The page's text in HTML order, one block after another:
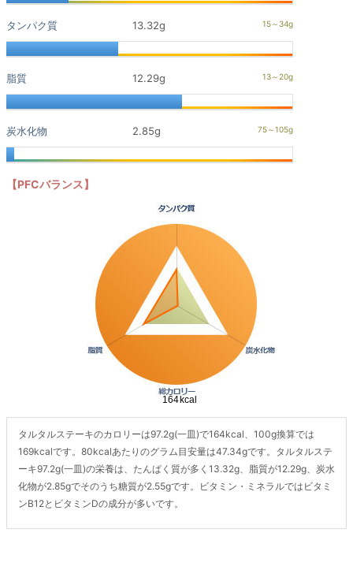
タンパク質 13.32g
脂質 12.29g
炭水化物 2.85g
【PFCバランス】
タルタルステーキのカロリーは97.2g(一皿)で164kcal、100g換算では
169kcalです。80kcalあたりのグラム目安量は47.34gです。タルタルステ
ーキ97.2g(一皿)の栄養は、たんぱく質が多く13.32g、脂質が12.29g、炭水
化物が2.85gでそのうち糖質が2.55gです。ビタミン・ミネラルではビタミ
ンB12とビタミンDの成分が多いです。